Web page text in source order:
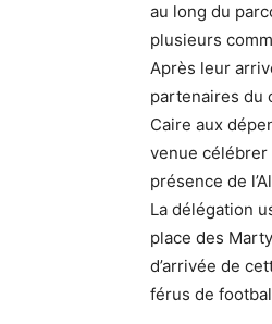
au long du
plusieurs
Après leur
partenaires du
Caire aux
venue célébrer
présence de
La délégation
place des
d’arrivée de
férus de